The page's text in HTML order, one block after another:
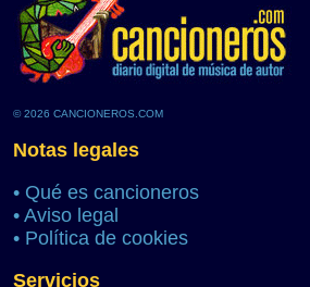
© 2026 CANCIONEROS.COM
Notas legales
• Qué es cancioneros
• Aviso legal
• Política de cookies
Servicios